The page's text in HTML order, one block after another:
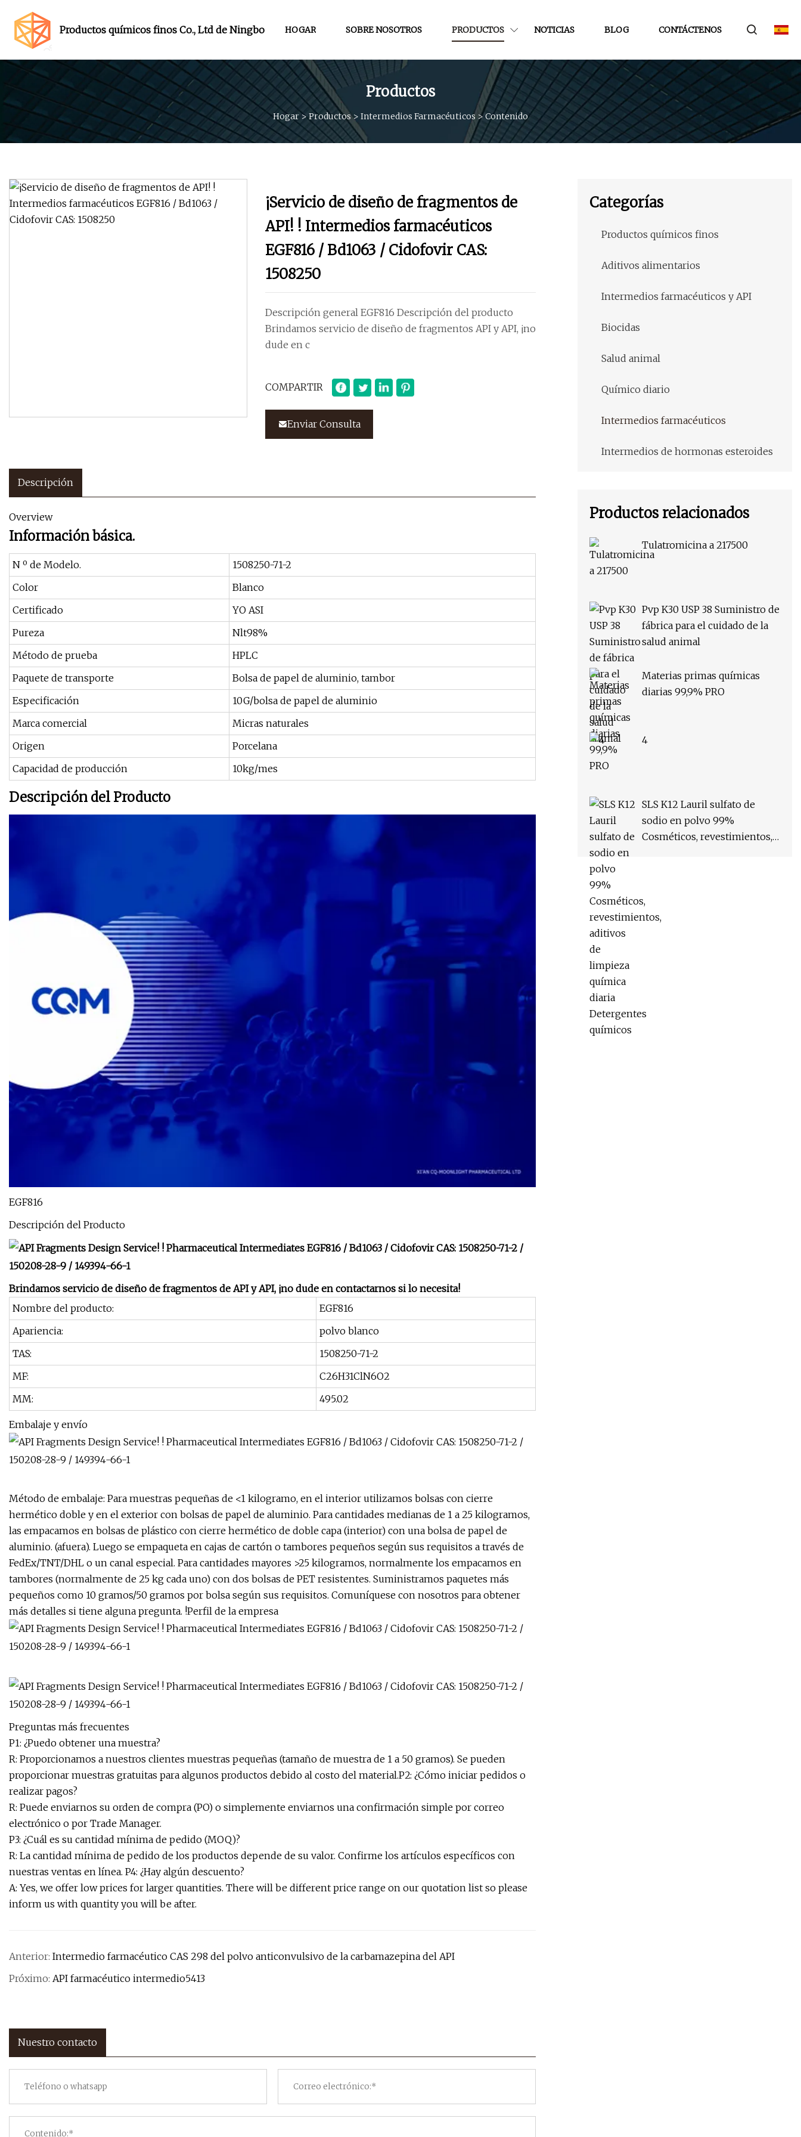
Productos químicos finos Co., Ltd de Ningbo HOGAR SOBRE NOSOTROS PRODUCTOS NOTICIAS BLOG CONTÁCTENOS
Productos
Hogar>Productos> Intermedios Farmacéuticos >Contenido
¡Servicio de diseño de fragmentos de
API! ! Intermedios farmacéuticos
EGF816 / Bd1063 / Cidofovir CAS:
1508250
Descripción general EGF816 Descripción del producto
Brindamos servicio de diseño de fragmentos API y API, ¡no
dude en c
COMPARTIR
Enviar Consulta
Descripción
Overview
Información básica.
N º de Modelo.
1508250-71-2
Color
Blanco
Certificado
YO ASI
Pureza
Nlt98%
Método de prueba
HPLC
Paquete de transporte
Bolsa de papel de aluminio, tambor
Especificación
10G/bolsa de papel de aluminio
Marca comercial
Micras naturales
Origen
Porcelana
Capacidad de producción
10kg/mes
Descripción del Producto
EGF816
Descripción del Producto
Brindamos servicio de diseño de fragmentos de API y API, ¡no dude en contactarnos si lo necesita!
Nombre del producto:
EGF816
Apariencia:
polvo blanco
TAS:
1508250-71-2
MF:
C26H31ClN6O2
MM:
495.02
Embalaje y envío
Método de embalaje: Para muestras pequeñas de <1 kilogramo, en el interior utilizamos bolsas con cierre
hermético doble y en el exterior con bolsas de papel de aluminio. Para cantidades medianas de 1 a 25 kilogramos,
las empacamos en bolsas de plástico con cierre hermético de doble capa (interior) con una bolsa de papel de
aluminio. (afuera). Luego se empaqueta en cajas de cartón o tambores pequeños según sus requisitos a través de
FedEx/TNT/DHL o un canal especial. Para cantidades mayores >25 kilogramos, normalmente los empacamos en
tambores (normalmente de 25 kg cada uno) con dos bolsas de PET resistentes. Suministramos paquetes más
pequeños como 10 gramos/50 gramos por bolsa según sus requisitos. Comuníquese con nosotros para obtener
más detalles si tiene alguna pregunta. !Perfil de la empresa
Preguntas más frecuentes
P1: ¿Puedo obtener una muestra?
R: Proporcionamos a nuestros clientes muestras pequeñas (tamaño de muestra de 1 a 50 gramos). Se pueden
proporcionar muestras gratuitas para algunos productos debido al costo del material.P2: ¿Cómo iniciar pedidos o
realizar pagos?
R: Puede enviarnos su orden de compra (PO) o simplemente enviarnos una confirmación simple por correo
electrónico o por Trade Manager.
P3: ¿Cuál es su cantidad mínima de pedido (MOQ)?
R: La cantidad mínima de pedido de los productos depende de su valor. Confirme los artículos específicos con
nuestras ventas en línea. P4: ¿Hay algún descuento?
A: Yes, we offer low prices for larger quantities. There will be different price range on our quotation list so please
inform us with quantity you will be after.
Anterior: Intermedio farmacéutico CAS 298 del polvo anticonvulsivo de la carbamazepina del API
Próximo: API farmacéutico intermedio5413
Nuestro contacto
Categorías
Productos químicos finos
Aditivos alimentarios
Intermedios farmacéuticos y API
Biocidas
Salud animal
Químico diario
Intermedios farmacéuticos
Intermedios de hormonas esteroides
Productos relacionados
Tulatromicina a 217500
Pvp K30 USP 38 Suministro de
fábrica para el cuidado de la
salud animal
Materias primas químicas
diarias 99,9% PRO
4
SLS K12 Lauril sulfato de
sodio en polvo 99%
Cosméticos, revestimientos,